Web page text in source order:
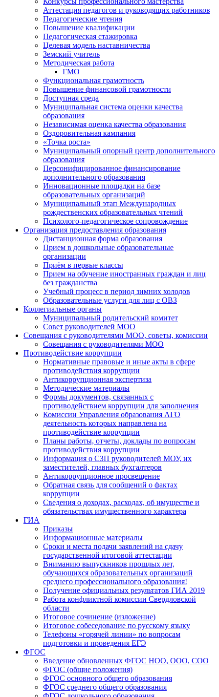
Аттестация педагогов и руководящих работников
Педагогические чтения
Повышение квалификации
Педагогическая стажировка
Целевая модель наставничества
Земский учитель
Методическая работа
ГМО
Функциональная грамотность
Повышение финансовой грамотности
Доступная среда
Муниципальная система оценки качества
образования
Независимая оценка качества образования
Оздоровительная кампания
«Точка роста»
Муниципальный опорный центр дополнительного
образования
Персонифицированное финансирование
дополнительного образования
Инновационные площадки на базе
образовательных организаций
Муниципальный этап Международных
рождественских образовательных чтений
Психолого-педагогическое сопровождение
Организация предоставления образования
Дистанционная форма образования
Прием в дошкольные образовательные
организации
Приём в первые классы
Прием на обучение иностранных граждан и лиц
без гражданства
Учебный процесс в период зимних холодов
Образовательные услуги для лиц с ОВЗ
Коллегиальные органы
Муниципальный родительский комитет
Совет руководителей МОО
Совещания с руководителями МОО, советы, комиссии
Совещания с руководителями МОО
Противодействие коррупции
Нормативные правовые и иные акты в сфере
противодействия коррупции
Антикоррупционная экспертиза
Методические материалы
Формы документов, связанных с
противодействием коррупции для заполнения
Комиссии Управления образования АГО
деятельность которых направлена на
противодействие коррупции
Планы работы, отчеты, доклады по вопросам
противодействия коррупции
Информация о СЗП руководителей МОУ, их
заместителей, главных бухгалтеров
Антикоррупционное просвещение
Обратная связь для сообщений о фактах
коррупции
Сведения о доходах, расходах, об имуществе и
обязательствах имущественного характера
ГИА
Приказы
Информационные материалы
Сроки и места подачи заявлений на сдачу
государственной итоговой аттестации
Вниманию выпускников прошлых лет,
обучающихся образовательных организаций
среднего профессионального образования!
Получение официальных результатов ГИА 2019
Работа конфликтной комиссии Свердловской
области
Итоговое сочинение (изложение)
Итоговое собеседование по русскому языку
Телефоны «горячей линии» по вопросам
подготовки и проведения ЕГЭ
ФГОС
Введение обновленных ФГОС НОО, ООО, СОО
ФГОС (общие положения)
ФГОС основного общего образования
ФГОС среднего общего образования